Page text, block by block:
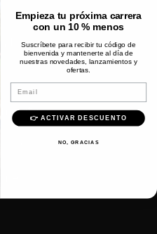
Empieza tu próxima carrera
con un 10 % menos
Suscríbete para recibir tu código de
bienvenida y mantenerte al día de
nuestras novedades, lanzamientos y
ofertas.
Email
👉 ACTIVAR DESCUENTO
NO, GRACIAS